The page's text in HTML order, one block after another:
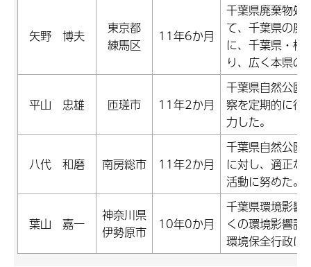
矢野 博夫
東京都
練馬区
11年6か月
千葉県廃棄物処
て、千葉県の廃
に、千葉県・柏
り、広く本県の
平山 忠雄 匝瑳市 11年2か月
千葉県自然公園
察を定期的に行
力した。
八代 和磨 南房総市 11年2か月
千葉県自然公園
に対し、適正な
活動に努めた。
葉山 嘉一
神奈川県
伊勢原市
10年0か月
千葉県環境影響
くの環境影響評
環境保全行政に